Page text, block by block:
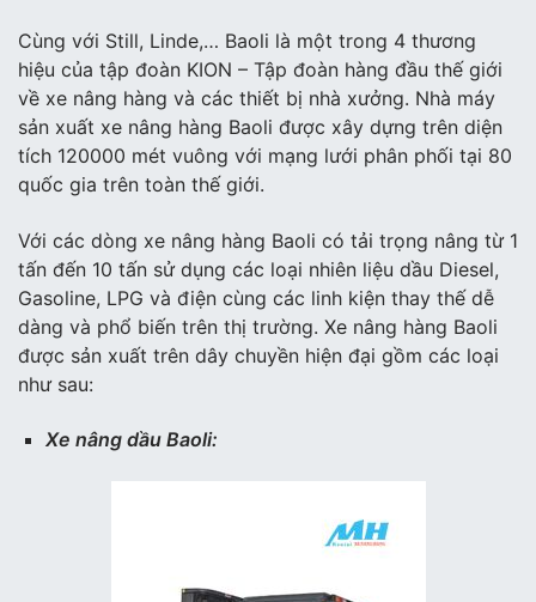
Cùng với Still, Linde,… Baoli là một trong 4 thương
hiệu của tập đoàn KION – Tập đoàn hàng đầu thế giới
về xe nâng hàng và các thiết bị nhà xưởng. Nhà máy
sản xuất xe nâng hàng Baoli được xây dựng trên diện
tích 120000 mét vuông với mạng lưới phân phối tại 80
quốc gia trên toàn thế giới.
Với các dòng xe nâng hàng Baoli có tải trọng nâng từ 1
tấn đến 10 tấn sử dụng các loại nhiên liệu dầu Diesel,
Gasoline, LPG và điện cùng các linh kiện thay thế dễ
dàng và phổ biến trên thị trường. Xe nâng hàng Baoli
được sản xuất trên dây chuyền hiện đại gồm các loại
như sau:
Xe nâng dầu Baoli: